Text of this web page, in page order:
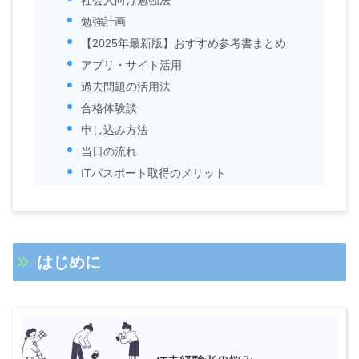
勉強計画
【2025年最新版】おすすめ参考書まとめ
アプリ・サイト活用
過去問題の活用法
合格体験談
申し込み方法
当日の流れ
ITパスポート取得のメリット
はじめに